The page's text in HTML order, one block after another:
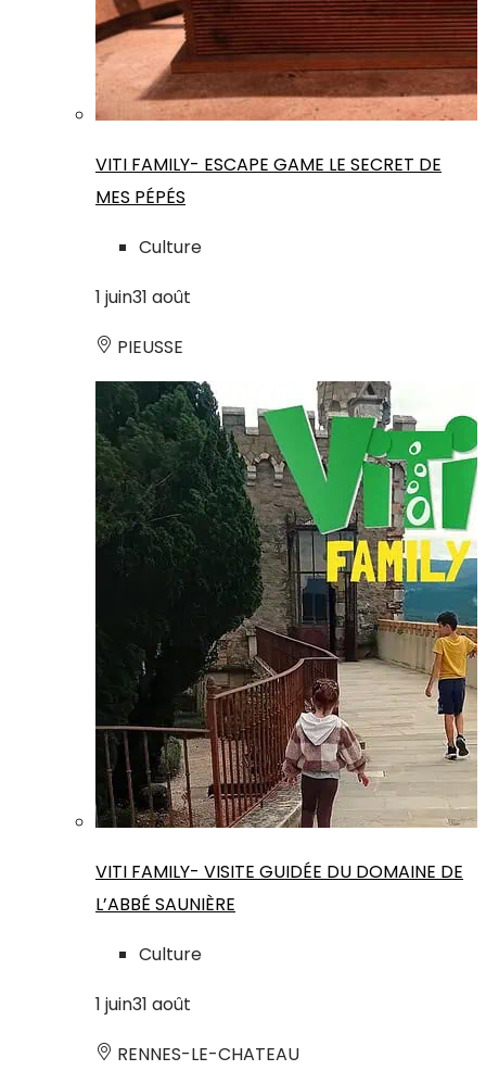
VITI FAMILY- ESCAPE GAME LE SECRET DE
MES PÉPÉS
Culture
1 juin31 août
PIEUSSE
VITI FAMILY- VISITE GUIDÉE DU DOMAINE DE
L’ABBÉ SAUNIÈRE
Culture
1 juin31 août
RENNES-LE-CHATEAU